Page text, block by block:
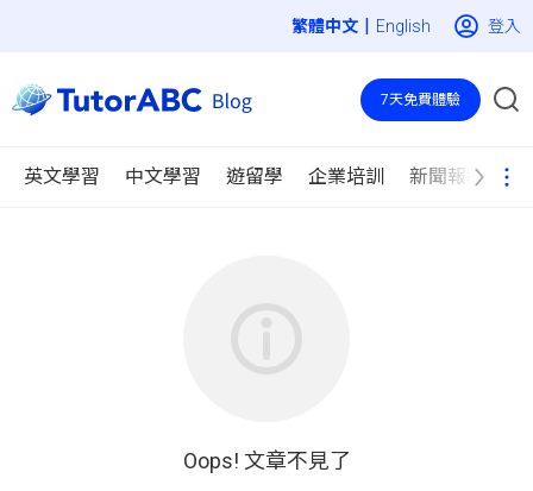
| English 登入
英文學習 中文學習 遊留學 企業培訓 新聞報導
7天免費體驗
Oops! 文章不見了